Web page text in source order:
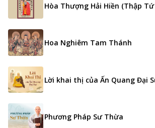
Hòa Thượng Hải Hiền (Thập
Hoa Nghiêm Tam Thánh
Lời khai thị của Ấn Quang Đại
Phương Pháp Sư Thừa